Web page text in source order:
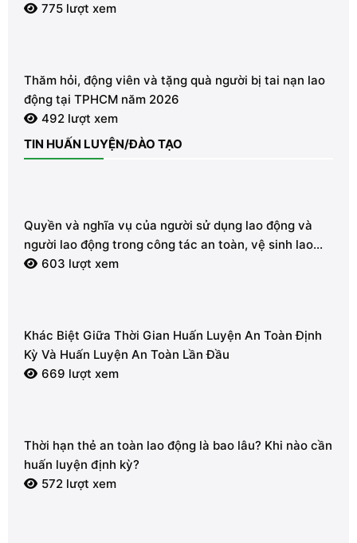
775 lượt xem
Thăm hỏi, động viên và tặng quà người bị tai nạn lao
động tại TPHCM năm 2026
492 lượt xem
TIN HUẤN LUYỆN/ĐÀO TẠO
Quyền và nghĩa vụ của người sử dụng lao động và
người lao động trong công tác an toàn, vệ sinh lao
động603 lượt xem
Khác Biệt Giữa Thời Gian Huấn Luyện An Toàn Định
Kỳ Và Huấn Luyện An Toàn Lần Đầu
669 lượt xem
Thời hạn thẻ an toàn lao động là bao lâu? Khi nào cần
huấn luyện định kỳ?
572 lượt xem